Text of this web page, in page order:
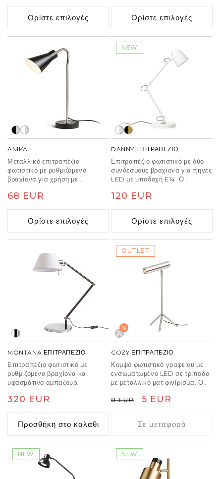
τιμή
Ορίστε επιλογές
τιμή
Ορίστε επιλογές
ANIKA
Μεταλλικό επιτραπέζιο
φωτιστικό με ρυθμιζόμενο
βραχίονα για χρήση με
Κανονική
τιμή
68 EUR
Ορίστε επιλογές
NEW
DANNY ΕΠΙΤΡΑΠΕΖΙΟ
Επιτραπέζιο φωτιστικό με δύο
συνδέσμους βραχίονα για πηγές
LED με υποδοχή E14. Ο
μέρος της σκιάς.
Κανονική
τιμή
120 EUR
Ορίστε επιλογές
MONTANA ΕΠΙΤΡΑΠΕΖΙΟ
Επιτραπέζιο φωτιστικό με
ρυθμιζόμενο βραχίονα και
υφασμάτινο αμπαζούρ.
Κανονική
τιμή
320 EUR
Προσθήκη στο καλάθι
OUTLET
%
COZY ΕΠΙΤΡΑΠΕΖΙΟ
Κομψό φωτιστικό γραφείου με
ενσωματωμένο LED σε τρίποδο
με μεταλλικό ματ φινίρισμα. Ο
πρίζα τοίχου.
Κανονική
8 EUR
Τιμή
5 EUR
Σε μεταφορά
NEW NEW